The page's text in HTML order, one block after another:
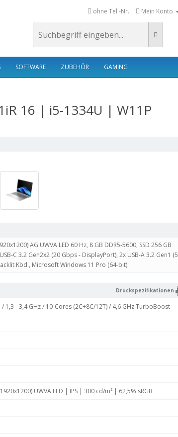
ohne Tel.-Nr. Mein Konto
SOFTWARE ZUBEHÖR GAMING
16 | i5-1334U | W11P
AG UWVA LED 60 Hz, 8 GB DDR5-5600, SSD 256 GB
C 3.2 Gen2x2 (20 Gbps - DisplayPort), 2x USB-A 3.2 Gen1 (5
Kbd., Microsoft Windows 11 Pro (64-bit)
Druckspezifikationen
1,3 - 3,4 GHz / 10-Cores (2C+8C/12T) / 4,6 GHz TurboBoost
UWVA LED | IPS | 300 cd/​m² | 62,5% sRGB